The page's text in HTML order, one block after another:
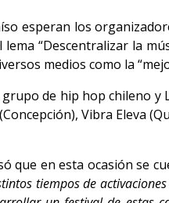
esperan los
“Descentralizar la
medios como la
de hip hop chileno y
Vibra Eleva
que en esta ocasión se
tiempos de